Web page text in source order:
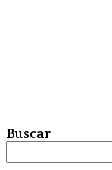
Buscar